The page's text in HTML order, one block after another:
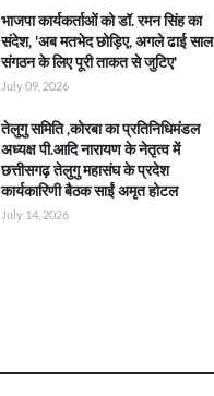
भाजपा कार्यकर्ताओं को डॉ. रमन सिंह का
संदेश, 'अब मतभेद छोड़िए, अगले ढाई साल
संगठन के लिए पूरी ताकत से जुटिए'
July 09, 2026
तेलुगु समिति ,कोरबा का प्रतिनिधिमंडल
अध्यक्ष पी.आदि नारायण के नेतृत्व में
छत्तीसगढ़ तेलुगु महासंघ के प्रदेश
कार्यकारिणी बैठक साईं अमृत होटल
July 14, 2026